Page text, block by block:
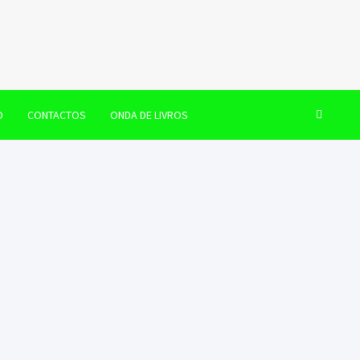
CONTACTOS ONDA DE LIVROS